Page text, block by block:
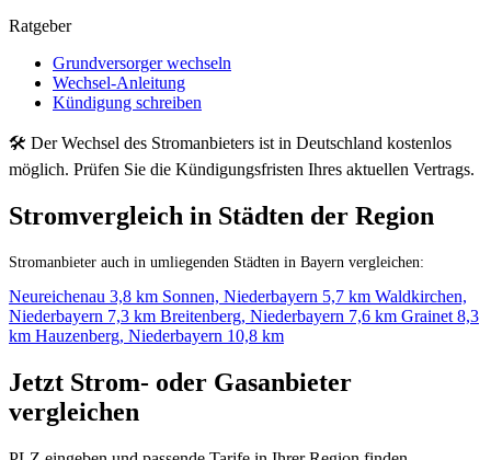
Ratgeber
Grundversorger wechseln
Wechsel-Anleitung
Kündigung schreiben
🛠 Der Wechsel des Stromanbieters ist in Deutschland kostenlos
möglich. Prüfen Sie die Kündigungsfristen Ihres aktuellen Vertrags.
Stromvergleich in Städten der Region
Stromanbieter auch in umliegenden Städten in Bayern vergleichen:
Neureichenau 3,8 km Sonnen, Niederbayern 5,7 km Waldkirchen,
Niederbayern 7,3 km Breitenberg, Niederbayern 7,6 km Grainet 8,3
km Hauzenberg, Niederbayern 10,8 km
Jetzt Strom- oder Gasanbieter
vergleichen